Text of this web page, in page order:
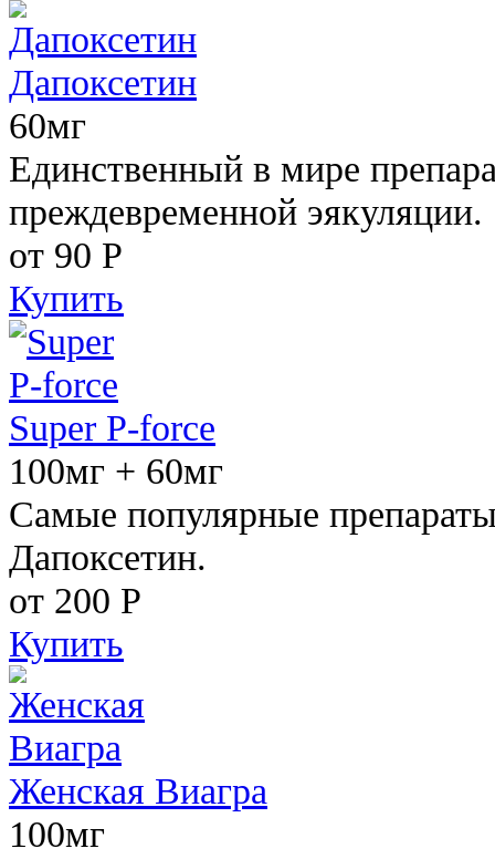
Дапоксетин
60мг
Единственный в мире
преждевременной эякуляции.
от 90 Р
Купить
Super P-force
100мг + 60мг
Самые популярные
Дапоксетин.
от 200 Р
Купить
Женская Виагра
100мг